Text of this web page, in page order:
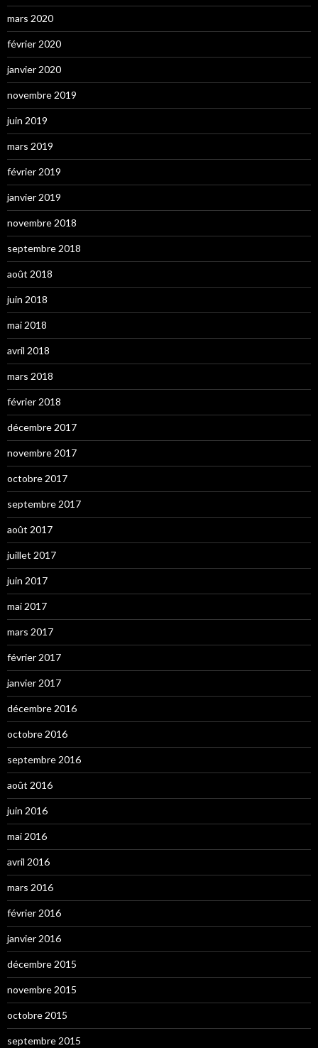
mars 2020
février 2020
janvier 2020
novembre 2019
juin 2019
mars 2019
février 2019
janvier 2019
novembre 2018
septembre 2018
août 2018
juin 2018
mai 2018
avril 2018
mars 2018
février 2018
décembre 2017
novembre 2017
octobre 2017
septembre 2017
août 2017
juillet 2017
juin 2017
mai 2017
mars 2017
février 2017
janvier 2017
décembre 2016
octobre 2016
septembre 2016
août 2016
juin 2016
mai 2016
avril 2016
mars 2016
février 2016
janvier 2016
décembre 2015
novembre 2015
octobre 2015
septembre 2015